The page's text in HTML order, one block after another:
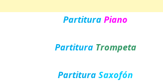
PartituraPiano
Partitura Trompeta
PartituraSaxofón